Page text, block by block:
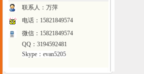
联系人：万萍
电话：15821849574
微信：15821849574
QQ：3194592481
Skype：evan5205